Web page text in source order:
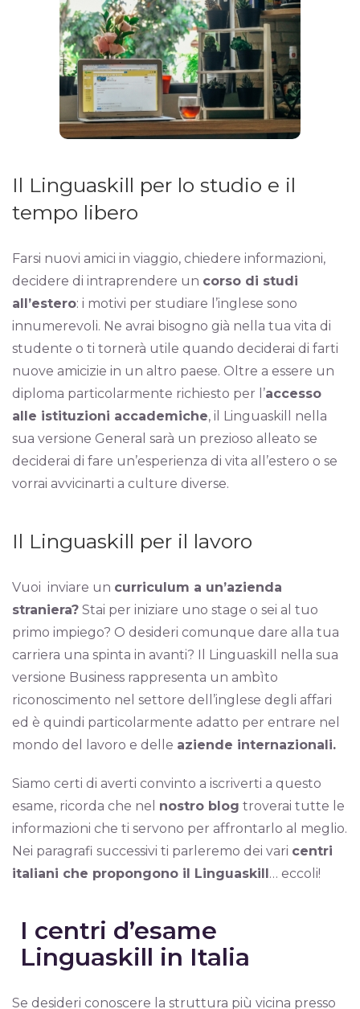
Il Linguaskill per lo studio e il
tempo libero
Farsi nuovi amici in viaggio, chiedere informazioni,
decidere di intraprendere un corso di studi
all’estero: i motivi per studiare l’inglese sono
innumerevoli. Ne avrai bisogno già nella tua vita di
studente o ti tornerà utile quando deciderai di farti
nuove amicizie in un altro paese. Oltre a essere un
diploma particolarmente richiesto per l’accesso
alle istituzioni accademiche, il Linguaskill nella
sua versione General sarà un prezioso alleato se
deciderai di fare un’esperienza di vita all’estero o se
vorrai avvicinarti a culture diverse.
Il Linguaskill per il lavoro
Vuoi inviare un curriculum a un’azienda
straniera?Stai per iniziare uno stage o sei al tuo
primo impiego? O desideri comunque dare alla tua
carriera una spinta in avanti? Il Linguaskill nella sua
versione Business rappresenta un ambìto
riconoscimento nel settore dell’inglese degli affari
ed è quindi particolarmente adatto per entrare nel
mondo del lavoro e delle aziende internazionali.
Siamo certi di averti convinto a iscriverti a questo
esame, ricorda che nel nostro blog troverai tutte le
informazioni che ti servono per affrontarlo al meglio.
Nei paragrafi successivi ti parleremo dei vari centri
italiani che propongono il Linguaskill… eccoli!
I centri d’esame
Linguaskill in Italia
Se desideri conoscere la struttura più vicina presso